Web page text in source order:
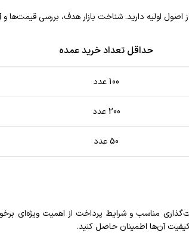
اصول اولیه دارید. شناخت بازار هدف، بررسی قیمت‌ها
حداقل تعداد خرید عمده
100 عدد
200 عدد
50 عدد
مناسب و شرایط پرداخت از اهمیت ویژه‌ای
کیفیت آن‌ها اطمینان حاصل کنید.